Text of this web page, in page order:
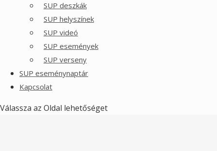
SUP deszkák
SUP helyszínek
SUP videó
SUP események
SUP verseny
SUP eseménynaptár
Kapcsolat
Válassza az Oldal lehetőséget